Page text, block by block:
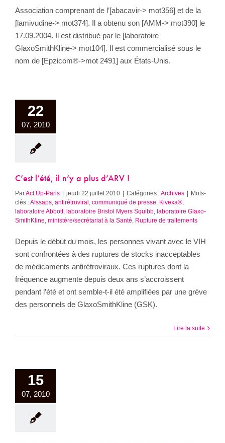
Association comprenant de l’[abacavir-> mot356] et de la
[lamivudine-> mot374]. Il a obtenu son [AMM-> mot390] le
17.09.2004. Il est distribué par le [laboratoire
GlaxoSmithKline-> mot104]. Il est commercialisé sous le
nom de [Epzicom®->mot 2491] aux États-Unis.
22
07, 2010
C’est l’été, il n’y a plus d’ARV !
ParAct Up-Paris | jeudi 22 juillet 2010 | Catégories :Archives | Mots-
clés :Afssaps antirétroviral communiqué de presse Kivexa®
laboratoire Abbott, laboratoire Bristol Myers Squibb laboratoire Glaxo-
SmithKline ministère/secrétariat à la Santé Rupture de traitements
Depuis le début du mois, les personnes vivant avec le VIH
sont confrontées à des ruptures de stocks inacceptables
de médicaments antirétroviraux. Ces ruptures dont la
fréquence augmente depuis deux ans s’accroissent
pendant l’été et ont semble-t-il été amplifiées par une grève
des personnels de GlaxoSmithKline (GSK).
Lire la suite
15
07, 2010